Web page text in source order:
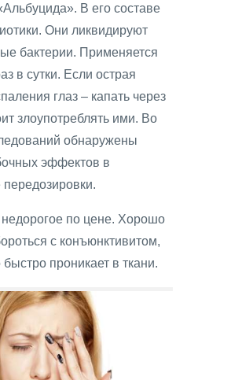
В его составе
Они ликвидируют
бактерии. Применяется
в сутки. Если острая
глаз – капать через
злоупотреблять ими. Во
обнаружены
эффектов в
передозировки.
недорогое по цене. Хорошо
с конъюнктивитом,
быстро проникает в ткани.